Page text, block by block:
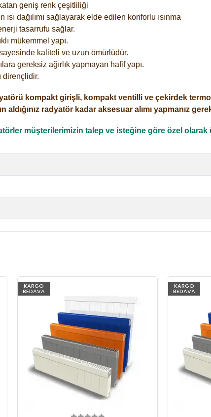
geniş renk çeşitliliği
dağılımı sağlayarak elde edilen konforlu ısınma
tasarrufu sağlar.
mükemmel yapı.
kaliteli ve uzun ömürlüdür.
gereksiz ağırlık yapmayan hafif yapı.
dirençlidir.
kompakt girişli, kompakt ventilli ve çekirdek
aldığınız radyatör kadar aksesuar alımı yapmanız
müşterilerimizin talep ve isteğine göre özel olarak
KARGO
BEDAVA
KARGO
BEDAVA